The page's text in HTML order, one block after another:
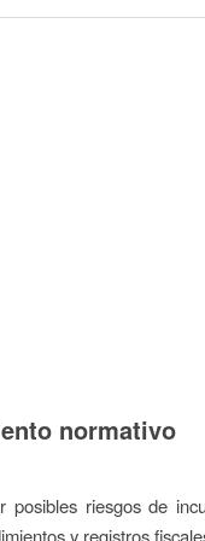
normativo
riesgos de
y registros